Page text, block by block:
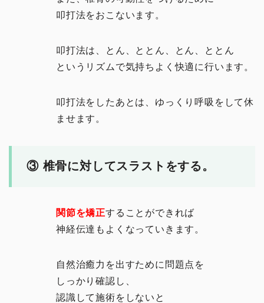
叩打法をおこないます。
叩打法は、とん、ととん、とん、ととん
というリズムで気持ちよく快適に行います。
叩打法をしたあとは、ゆっくり呼吸をして休
ませます。
③ 椎骨に対してスラストをする。
関節を矯正することができれば
神経伝達もよくなっていきます。
自然治癒力を出すために問題点を
しっかり確認し、
認識して施術をしないと